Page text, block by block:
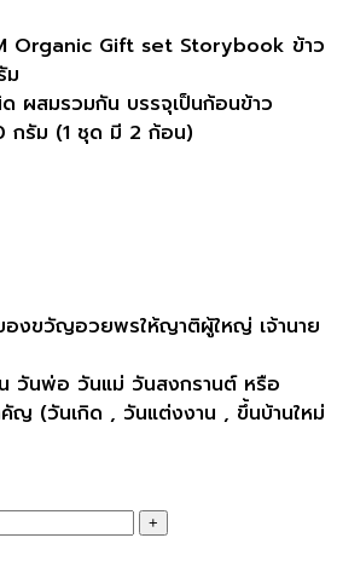
Organic Gift set Storybook ข้าว
ม
ผสมรวมกัน บรรจุเป็นก้อนข้าว
กรัม (1 ชุด มี 2 ก้อน)
ของขวัญอวยพรให้ญาติผู้ใหญ่ เจ้านาย
น วันพ่อ วันแม่ วันสงกรานต์ หรือ
ญ (วันเกิด , วันแต่งงาน , ขึ้นบ้านใหม่